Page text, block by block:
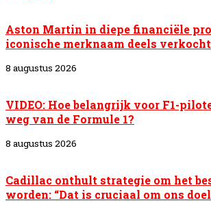
Aston Martin in diepe financiële
iconische merknaam deels verkocht
8 augustus 2026
VIDEO: Hoe belangrijk voor F1-
weg van de Formule 1?
8 augustus 2026
Cadillac onthult strategie om het
worden: “Dat is cruciaal om ons